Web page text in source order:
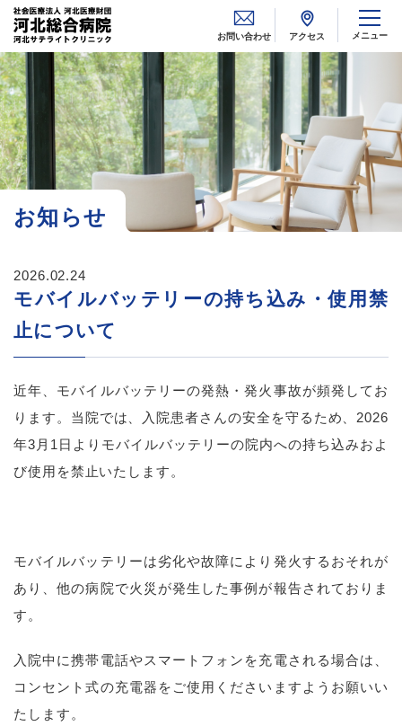
お問い合わせ アクセス メニュー
お知らせ
2026.02.24
モバイルバッテリーの持ち込み・使用禁
止について
近年、モバイルバッテリーの発熱・発火事故が頻発してお
ります。当院では、入院患者さんの安全を守るため、2026
年3月1日よりモバイルバッテリーの院内への持ち込みおよ
び使用を禁止いたします。
モバイルバッテリーは劣化や故障により発火するおそれが
あり、他の病院で火災が発生した事例が報告されておりま
す。
入院中に携帯電話やスマートフォンを充電される場合は、
コンセント式の充電器をご使用くださいますようお願いい
たします。